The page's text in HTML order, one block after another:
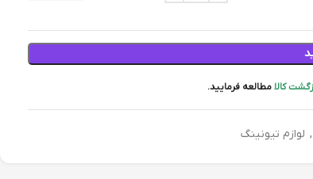
کالامطالعه فرمایید.
, لوازم تیونینگ